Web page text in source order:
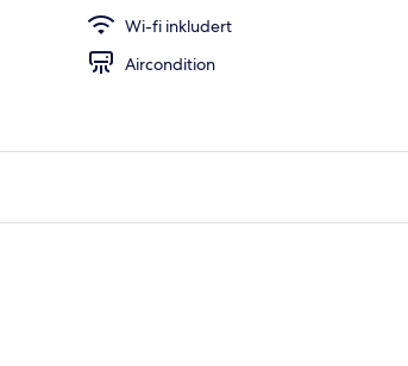
Wi-fi inkludert
Aircondition